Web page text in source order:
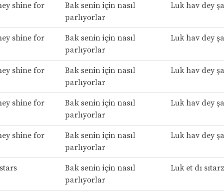
shine for
Bak senin için nasıl
parlıyorlar
Luk hav dey
shine for
Bak senin için nasıl
parlıyorlar
Luk hav dey
shine for
Bak senin için nasıl
parlıyorlar
Luk hav dey
shine for
Bak senin için nasıl
parlıyorlar
Luk hav dey
shine for
Bak senin için nasıl
parlıyorlar
Luk hav dey
Bak senin için nasıl
parlıyorlar
Luk et dı sıtarz